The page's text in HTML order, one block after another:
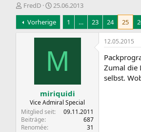
E
r
s
t
FredD
E
r
s
t
e
l
t
m
25.06.2013
Vorherige
1 … 23 24 25
M
miriquidi
Vice Admiral Special
Mitglied seit
09.11.2011
Beiträge
687
Renomée
31
12.05.2015
Zumal die
selbst.